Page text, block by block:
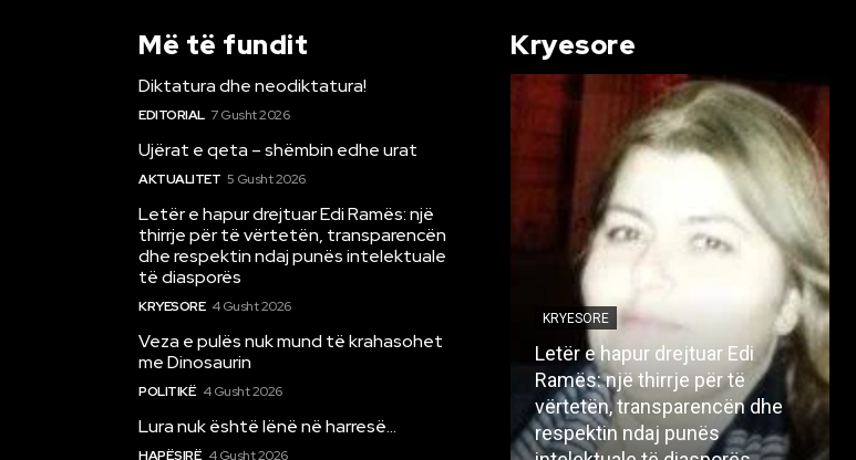
Më të fundit
Diktatura dhe neodiktatura!
EDITORIAL 7 Gusht 2026
Ujërat e qeta – shëmbin edhe urat
AKTUALITET 5 Gusht 2026
Letër e hapur drejtuar Edi Ramës: një
thirrje për të vërtetën, transparencën
dhe respektin ndaj punës intelektuale
të diasporës
KRYESORE 4 Gusht 2026
Veza e pulës nuk mund të krahasohet
me Dinosaurin
POLITIKË 4 Gusht 2026
Lura nuk është lënë në harresë…
HAPËSIRË 4 Gusht 2026
Kryesore
KRYESORE
Letër e hapur drejtuar Edi
Ramës: një thirrje për të
vërtetën, transparencën dhe
respektin ndaj punës